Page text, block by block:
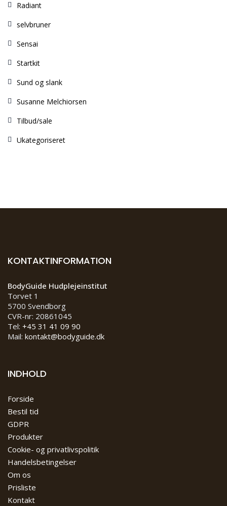
Radiant
selvbruner
Sensai
Startkit
Sund og slank
Susanne Melchiorsen
Tilbud/sale
Ukategoriseret
KONTAKTINFORMATION
BodyGuide Hudplejeinstitut
Torvet 1
5700 Svendborg
CVR-nr: 20861045
Tel: +45 31 41 09 90
Mail: kontakt@bodyguide.dk
INDHOLD
Forside
Bestil tid
GDPR
Produkter
Cookie- og privatlivspolitik
Handelsbetingelser
Om os
Prisliste
Kontakt